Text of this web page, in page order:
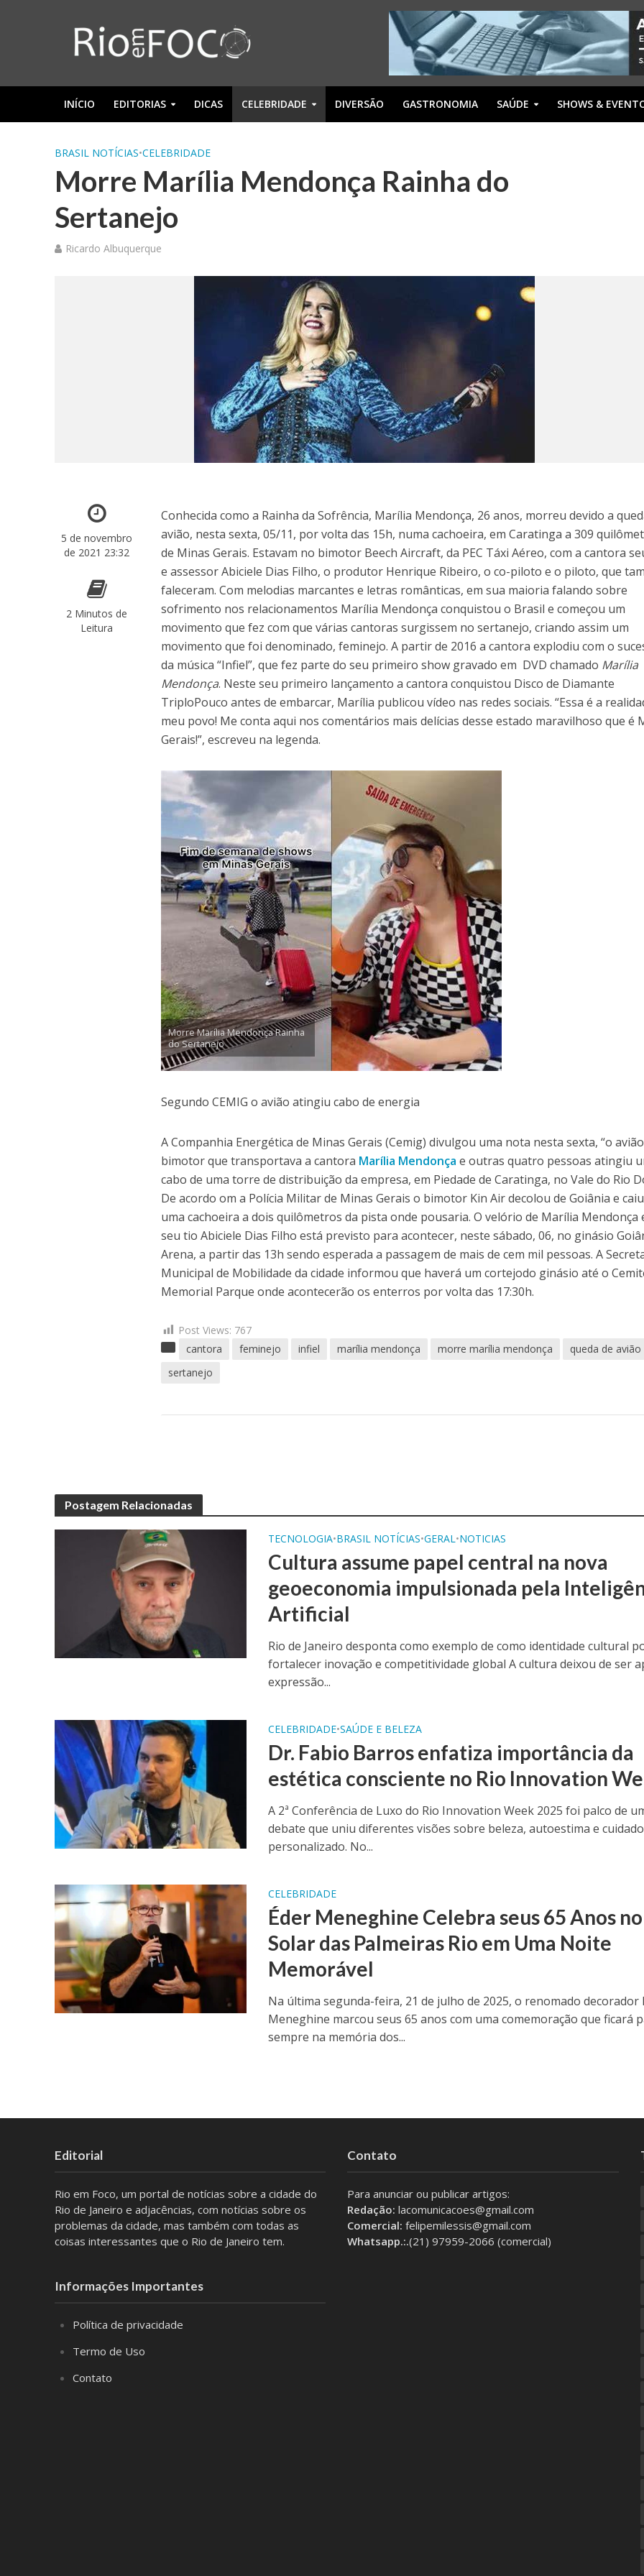
INÍCIO EDITORIAS DICAS CELEBRIDADE DIVERSÃO GASTRONOMIA SAÚDE SHOWS &
BRASIL NOTÍCIAS•CELEBRIDADE
Morre Marília Mendonça Rainha do
Sertanejo
Ricardo Albuquerque
5 de novembro
de 2021 23:32
2 Minutos de
Leitura
Conhecida como a Rainha da Sofrência, Marília Mendonça, 26 anos, morreu devido a
avião, nesta sexta, 05/11, por volta das 15h, numa cachoeira, em Caratinga a 309
de Minas Gerais. Estavam no bimotor Beech Aircraft, da PEC Táxi Aéreo, com a cantora
e assessor Abiciele Dias Filho, o produtor Henrique Ribeiro, o co-piloto e o piloto, que
faleceram. Com melodias marcantes e letras românticas, em sua maioria falando sobre
sofrimento nos relacionamentos Marília Mendonça conquistou o Brasil e começou um
movimento que fez com que várias cantoras surgissem no sertanejo, criando assim um
movimento que foi denominado, feminejo. A partir de 2016 a cantora explodiu com o
da música “Infiel”, que fez parte do seu primeiro show gravado em DVD chamado Marília
Mendonça. Neste seu primeiro lançamento a cantora conquistou Disco de Diamante
TriploPouco antes de embarcar, Marília publicou vídeo nas redes sociais. “Essa é a
meu povo! Me conta aqui nos comentários mais delícias desse estado maravilhoso que é
Gerais!”, escreveu na legenda.
Morre Marília Mendonça Rainha
do Sertanejo
Segundo CEMIG o avião atingiu cabo de energia
A Companhia Energética de Minas Gerais (Cemig) divulgou uma nota nesta sexta, “o avião
bimotor que transportava a cantora Marília Mendonça e outras quatro pessoas atingiu
cabo de uma torre de distribuição da empresa, em Piedade de Caratinga, no Vale do Rio
De acordo om a Polícia Militar de Minas Gerais o bimotor Kin Air decolou de Goiânia e
uma cachoeira a dois quilômetros da pista onde pousaria. O velório de Marília Mendonça
seu tio Abiciele Dias Filho está previsto para acontecer, neste sábado, 06, no ginásio
Arena, a partir das 13h sendo esperada a passagem de mais de cem mil pessoas. A
Municipal de Mobilidade da cidade informou que haverá um cortejodo ginásio até o
Memorial Parque onde acontecerão os enterros por volta das 17:30h.
Post Views: 767
cantora
feminejo infiel marília mendonça morre marília mendonça
queda de avião
sertanejo
Postagem Relacionadas
TECNOLOGIA•BRASIL NOTÍCIAS•GERAL•NOTICIAS
Cultura assume papel central na nova
geoeconomia impulsionada pela
Artificial
Rio de Janeiro desponta como exemplo de como identidade cultural
fortalecer inovação e competitividade global A cultura deixou de ser
expressão...
CELEBRIDADE•SAÚDE E BELEZA
Dr. Fabio Barros enfatiza importância da
estética consciente no Rio Innovation
A 2ª Conferência de Luxo do Rio Innovation Week 2025 foi palco de
debate que uniu diferentes visões sobre beleza, autoestima e cuidado
personalizado. No...
CELEBRIDADE
Éder Meneghine Celebra seus 65 Anos no
Solar das Palmeiras Rio em Uma Noite
Memorável
Na última segunda-feira, 21 de julho de 2025, o renomado decorador
Meneghine marcou seus 65 anos com uma comemoração que ficará
sempre na memória dos...
Editorial
Rio em Foco, um portal de notícias sobre a cidade do
Rio de Janeiro e adjacências, com notícias sobre os
problemas da cidade, mas também com todas as
coisas interessantes que o Rio de Janeiro tem.
Informações Importantes
Política de privacidade
Termo de Uso
Contato
Contato
Para anunciar ou publicar artigos:
Redação: lacomunicacoes@gmail.com
Comercial: felipemilessis@gmail.com
Whatsapp.:.(21) 97959-2066 (comercial)